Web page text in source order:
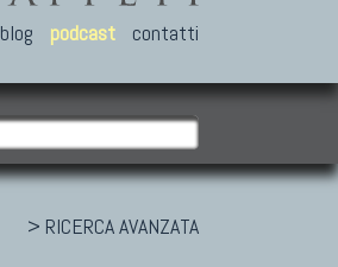
blog podcast contatti
> RICERCA AVANZATA